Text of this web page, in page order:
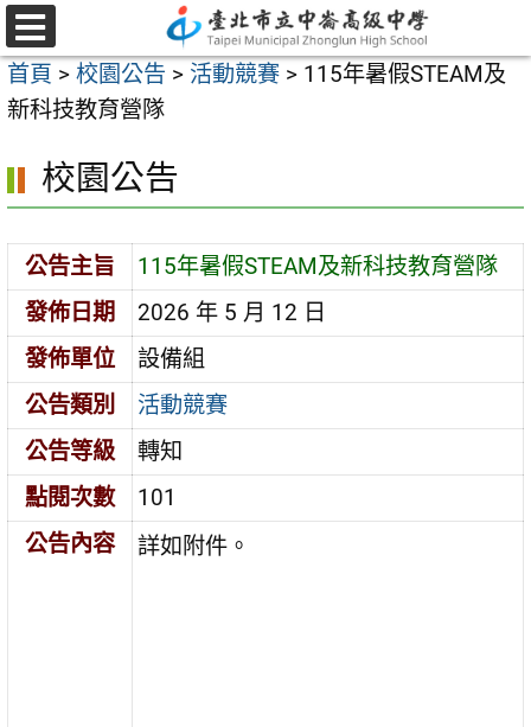
跳
至
主
要
容
選
單
首頁 > 校園公告 > 活動競賽 > 115年暑假STEAM及
新科技教育營隊
校園公告
公告主旨
115年暑假STEAM及新科技教育營隊
發佈日期
2026 年 5 月 12 日
發佈單位
設備組
公告類別
活動競賽
公告等級
轉知
點閱次數
101
公告內容
詳如附件。